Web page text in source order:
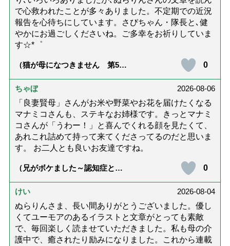
で心救われたことが多々ありました。不定期での近況
報告を心待ちにしています。さびちゃん・隊長と､健
やかにお過ごしくださいね。ご多幸をお祈りしていま
す☆*゜
（猫が母になつきません 第500
0
ちゃぼ
2026-08-06
「良妻賢母」さんがお米や野菜やお花を届けたくなる
マナミコさんも、ステキなお姉様です。きっとマナミ
コさんが「うわー！」と喜んでくれる顔を見たくて、
あれこれ詰めて持って来てくださってるのだと思いま
す。 お二人とも良いお友達ですね。
（兄がボケました～認知症と介
達』が届きました」）
0
けい
2026-08-04
ぬらりんさま、長い間ありがとうございました。優し
くてユーモアのあるイラストと文章がとっても素敵
で、毎回楽しく読ませていただきました。私も母の介
護中で、癒されたり励みになりました。これから連載